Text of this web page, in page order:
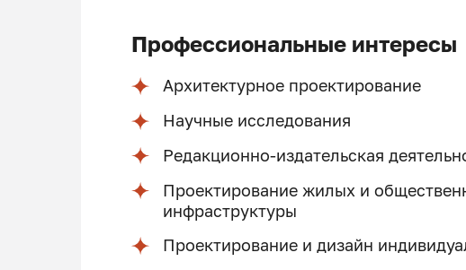
Профессиональные интересы
Архитектурное проектирование
Научные исследования
Редакционно-издательская
Проектирование жилых и
инфраструктуры
Проектирование и дизайн